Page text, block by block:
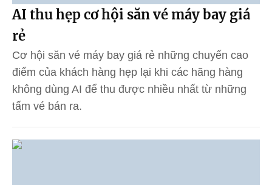
AI thu hẹp cơ hội săn vé máy bay giá
rẻ
Cơ hội săn vé máy bay giá rẻ những chuyến cao
điểm của khách hàng hẹp lại khi các hãng hàng
không dùng AI để thu được nhiều nhất từ những
tấm vé bán ra.